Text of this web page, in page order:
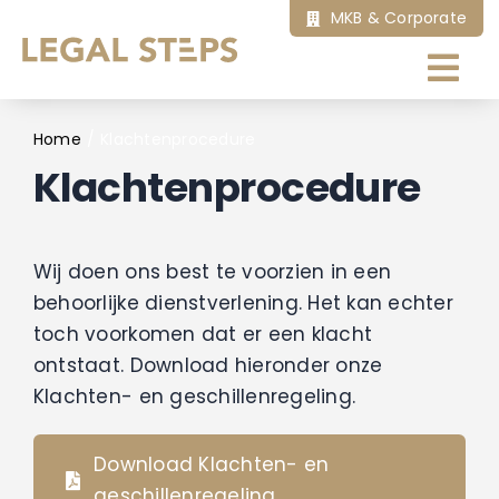
naar
MKB & Corporate
Home
Ik zoek hulp bij
Onze diensten
Artikelen
Over ons
Home
Klachtenprocedure
Wij doen ons best te voorzien in een
behoorlijke dienstverlening. Het kan echter
toch voorkomen dat er een klacht
ontstaat. Download hieronder onze
Klachten- en geschillenregeling.
Download Klachten- en